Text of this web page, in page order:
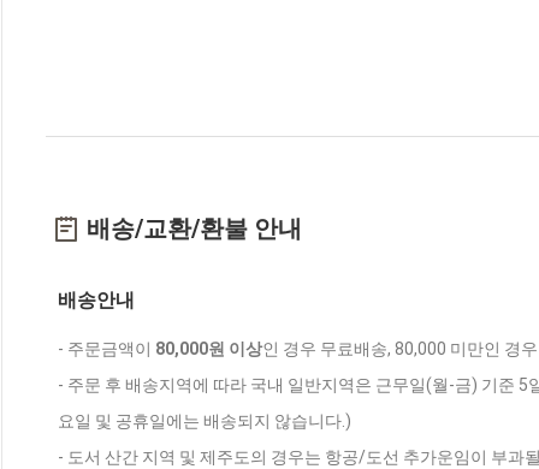
배송/교환/환불 안내
배송안내
- 주문금액이 80,000원 이상인 경우 무료배송, 80,000 미만인 경
- 주문 후 배송지역에 따라 국내 일반지역은 근무일(월-금) 기준
요일 및 공휴일에는 배송되지 않습니다.)
- 도서 산간 지역 및 제주도의 경우는 항공/도선 추가운임이 부과